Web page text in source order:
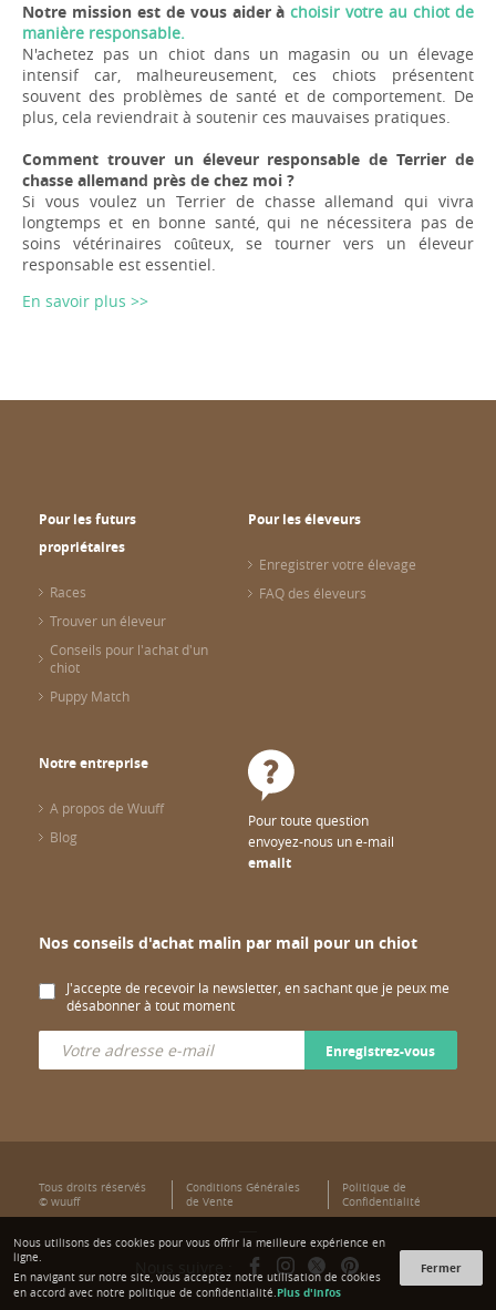
Notre mission est de vous aider àchoisir votre au chiot de
manière responsable.
N'achetez pas un chiot dans un magasin ou un élevage
intensif car, malheureusement, ces chiots présentent
souvent des problèmes de santé et de comportement. De
plus, cela reviendrait à soutenir ces mauvaises pratiques.
Comment trouver un éleveur responsable de Terrier de
chasse allemand près de chez moi ?
Si vous voulez un Terrier de chasse allemand qui vivra
longtemps et en bonne santé, qui ne nécessitera pas de
soins vétérinaires coûteux, se tourner vers un éleveur
responsable est essentiel.
En savoir plus >>
Pour les futurs
propriétaires
Races
Trouver un éleveur
Conseils pour l'achat d'un
chiot
Puppy Match
Pour les éleveurs
Enregistrer votre élevage
FAQ des éleveurs
Notre entreprise
A propos de Wuuff
Blog
Pour toute question
envoyez-nous un e-mail
emailt
Nos conseils d'achat malin par mail pour un chiot
J'accepte de recevoir la newsletter, en sachant que je peux me
désabonner à tout moment
Enregistrez-vous
Tous droits réservés
© wuuff
Conditions Générales
de Vente
Politique de
Confidentialité
Nous utilisons des cookies pour vous offrir la meilleure expérience en
ligne.
En navigant sur notre site, vous acceptez notre utilisation de cookies
en accord avec notre politique de confidentialité.Plus d'infos
Fermer